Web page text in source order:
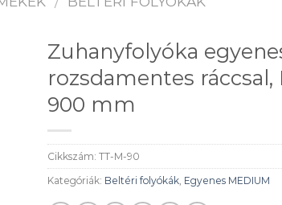
Zuhanyfolyóka
rozsdamentes
900 mm
Cikkszám: TT-M-90
Kategóriák: Beltéri folyókák, Egyenes MEDIUM